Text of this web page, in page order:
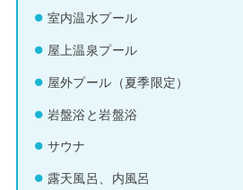
室内温水プール
屋上温泉プール
屋外プール（夏季限定）
岩盤浴と岩盤浴
サウナ
露天風呂、内風呂